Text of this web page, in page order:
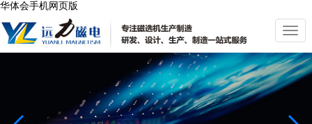
华体会手机网页版
切
换
导
航